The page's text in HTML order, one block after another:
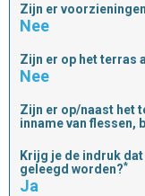
Zijn er
Nee
Zijn er op het terras
Nee
Zijn er op/naast het
inname van flessen,
Krijg je de indruk
geleegd worden?*
Ja